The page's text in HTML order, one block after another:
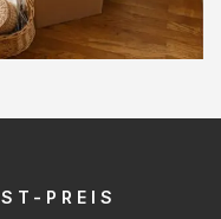
PREIS